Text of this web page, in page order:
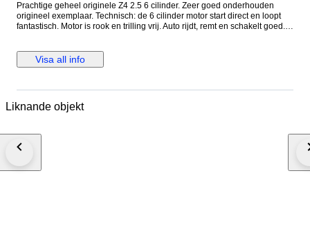
Prachtige geheel originele Z4 2.5 6 cilinder. Zeer goed onderhouden
origineel exemplaar. Technisch: de 6 cilinder motor start direct en loopt
fantastisch. Motor is rook en trilling vrij. Auto rijdt, remt en schakelt goed.
stoelverwarming! Volledig uitgevoerd. Exterieur: Prachtig origineel en
recent 7-2024 geheel door een cardetailer onderhanden genomen!
banden met nette origineel lichtmetalen velgen. Kortom prachtig
te halen in Hardenberg.
Visa all info
Liknande objekt